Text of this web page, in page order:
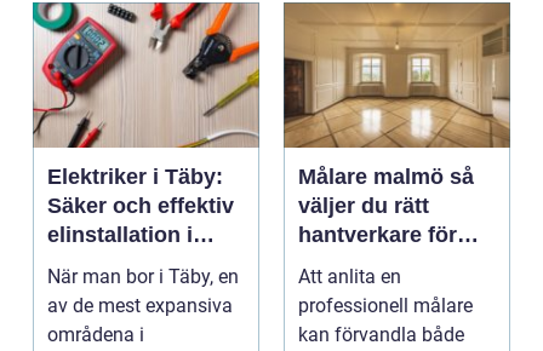
Elektriker i Täby:
Säker och effektiv
elinstallation i
norrort
När man bor i Täby, en
av de mest expansiva
områdena i
Målare malmö så
väljer du rätt
hantverkare för
hem och företag
Att anlita en
professionell målare
kan förvandla både